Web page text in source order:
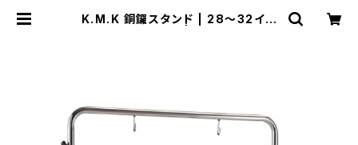
K.M.K 銅鑼スタンド | 28～32イン